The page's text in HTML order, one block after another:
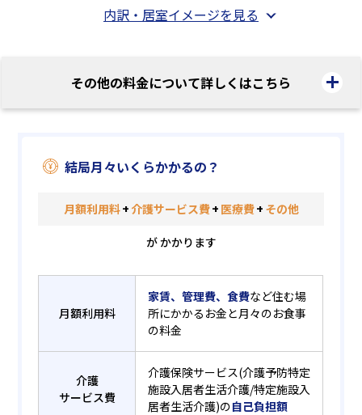
内訳・居室イメージを見る
その他の料金について詳しくはこちら
結局月々いくらかかるの？
月額利用料+ 介護サービス費+ 医療費+ その他
が かかります
月額利用料
家賃、管理費、食費など住む場
所にかかるお金と月々のお食事
の料金
介護
サービス費
介護保険サービス(介護予防特定
施設入居者生活介護/特定施設入
居者生活介護)の自己負担額